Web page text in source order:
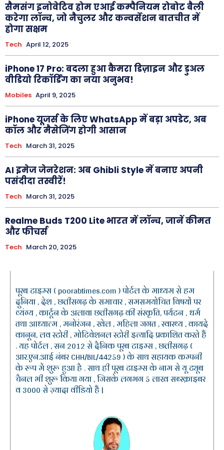
सैमसंग इनोवेटिव होम एआई कम्पैनियम रोबोट बैली
करेगा लॉन्च, जो नैचुलर और कन्वर्सेशन बातचीत में
होगा सक्षम
Tech April 12, 2025
iPhone 17 Pro: बदला हुआ कैमरा डिज़ाइन और डुअल
वीडियो रिकॉर्डिंग का नया अनुभव!
Mobiles April 9, 2025
iPhone यूजर्स के लिए WhatsApp में बड़ा अपडेट, अब
कॉल और मैसेजिंग होगी आसान
Tech March 31, 2025
AI इमेज जेनरेशन: अब Ghibli Style में बनाए अपनी
पसंदीदा तस्वीरें!
Tech March 31, 2025
Realme Buds T200 Lite भारत में लॉन्च, जानें कीमत
और फीचर्स
Tech March 20, 2025
पूरब टाइम्स ( poorabtimes.com ) पोर्टल के माध्यम से हम
दुनिया , देश , छत्तीसगढ़ के समाचार , समसमयोचित विषयों पर
व्यंग्य , कार्टून के अलावा छत्तीसगढ़ की संस्कृति, पर्यटन , धर्म
तथा आध्यात्म , मनोरंजन , खेल , महिला जगत , स्वास्थ्य , कायदे
कानून, लव स्टोरी , मोटिवेशनल स्टोरी इत्यादि प्रकाशित करते हैं
. यह पोर्टल , सन 2012 से दैनिक पूरब टाइम्स , छत्तीसगढ़ (
आर.एन.आई नंबर CHH/BIL/44259 ) के साथ सहायक कम्पनी
के रूप में शुरू हुआ है . साथ ही पूरब टाइम्स के नाम से यू ट्यूब
चैनल भी शुरू किया गया , जिसके लगभग 5 लाख सब्स्क्राइबर
व 3000 से ज़्यादा वीडियो हैं |